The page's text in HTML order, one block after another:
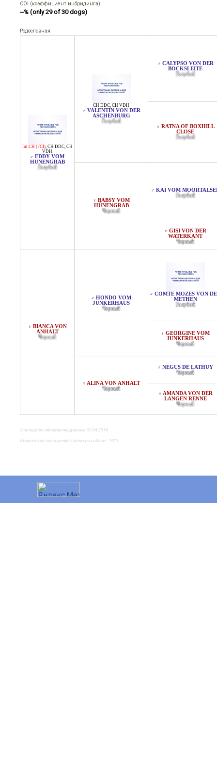
COI (коэффициент инбридинга)
--% (only 29 of 30 dogs)
Родословная
Int.CH (FCI), CH DDC, CH
VDH
♂ EDDY VOM
HÜNENGRAB
Голубой
CH DDC, CH VDH
♂ VALENTIN VON DER
ASCHENBURG
Голубой
♂ CALYPSO VON DER
BOCKSLEITE
Голубой
♀ RATNA OF BOXHILL
CLOSE
Голубой
♀ BABSY VOM
HÜNENGRAB
Черный
♂ KAI VOM
Голубой
♀ GISI VON DER
WATERKANT
Черный
♀ BIANCA VON
ANHALT
Черный
♂ HONDO VOM
JUNKERHAUS
Черный
♂ COMTE MOZES VON
METHEN
Голубой
♀ GEORGINE VOM
JUNKERHAUS
Черный
♀ ALINA VON ANHALT
Черный
♂ NEGUS DE LATHUY
Черный
♀ AMANDA VON DER
LANGEN RENNE
Черный
Последнее обновление данных 07.04.2018
Количество посещений страницы собаки - 1911